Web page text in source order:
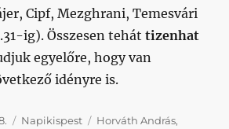
Cipf, Mezghrani, Temesvári
ig). Összesen teháttizenhat
egyelőre, hogy van
idényre is.
Kategória
Napikispest Címke
Horváth András,